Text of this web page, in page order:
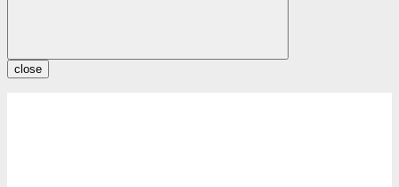
close